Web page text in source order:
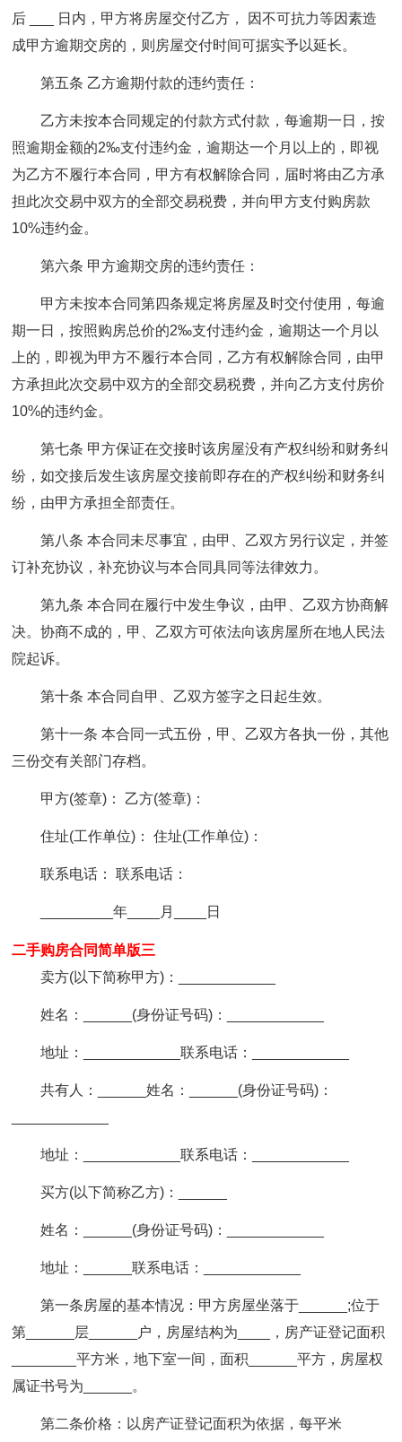
后 ___ 日内，甲方将房屋交付乙方， 因不可抗力等因素造
成甲方逾期交房的，则房屋交付时间可据实予以延长。
第五条 乙方逾期付款的违约责任：
乙方未按本合同规定的付款方式付款，每逾期一日，按
照逾期金额的2‰支付违约金，逾期达一个月以上的，即视
为乙方不履行本合同，甲方有权解除合同，届时将由乙方承
担此次交易中双方的全部交易税费，并向甲方支付购房款
10%违约金。
第六条 甲方逾期交房的违约责任：
甲方未按本合同第四条规定将房屋及时交付使用，每逾
期一日，按照购房总价的2‰支付违约金，逾期达一个月以
上的，即视为甲方不履行本合同，乙方有权解除合同，由甲
方承担此次交易中双方的全部交易税费，并向乙方支付房价
10%的违约金。
第七条 甲方保证在交接时该房屋没有产权纠纷和财务纠
纷，如交接后发生该房屋交接前即存在的产权纠纷和财务纠
纷，由甲方承担全部责任。
第八条 本合同未尽事宜，由甲、乙双方另行议定，并签
订补充协议，补充协议与本合同具同等法律效力。
第九条 本合同在履行中发生争议，由甲、乙双方协商解
决。协商不成的，甲、乙双方可依法向该房屋所在地人民法
院起诉。
第十条 本合同自甲、乙双方签字之日起生效。
第十一条 本合同一式五份，甲、乙双方各执一份，其他
三份交有关部门存档。
甲方(签章)： 乙方(签章)：
住址(工作单位)： 住址(工作单位)：
联系电话： 联系电话：
_________年____月____日
二手购房合同简单版三
卖方(以下简称甲方)：____________
姓名：______(身份证号码)：____________
地址：____________联系电话：____________
共有人：______姓名：______(身份证号码)：
地址：____________联系电话：____________
买方(以下简称乙方)：______
姓名：______(身份证号码)：____________
地址：______联系电话：____________
第一条房屋的基本情况：甲方房屋坐落于______;位于
第______层______户，房屋结构为____，房产证登记面积
________平方米，地下室一间，面积______平方，房屋权
属证书号为______。
第二条价格：以房产证登记面积为依据，每平米